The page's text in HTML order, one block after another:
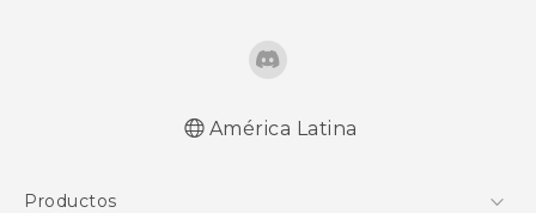
América Latina
Productos